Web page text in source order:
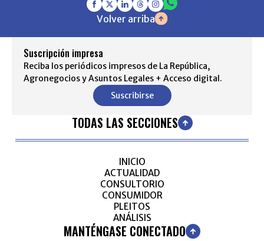
Volver arriba
Suscripción impresa
Reciba los periódicos impresos de La República,
Agronegocios y Asuntos Legales + Acceso digital.
Suscribirse
TODAS LAS SECCIONES
INICIO
ACTUALIDAD
CONSULTORIO
CONSUMIDOR
PLEITOS
ANÁLISIS
MANTÉNGASE CONECTADO